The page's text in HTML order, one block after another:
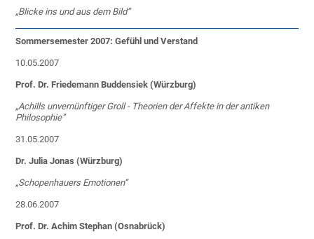
„Blicke ins und aus dem Bild”
Sommersemester 2007: Gefühl und Verstand
10.05.2007
Prof. Dr. Friedemann Buddensiek (Würzburg)
„Achills unvernünftiger Groll - Theorien der Affekte in der antiken
Philosophie”
31.05.2007
Dr. Julia Jonas (Würzburg)
„Schopenhauers Emotionen”
28.06.2007
Prof. Dr. Achim Stephan (Osnabrück)